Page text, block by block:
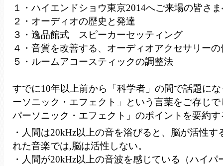
１・ハイエンドショウ東京2014へご来場の皆さ
２・オーディオの歴史と発達
３・逸品館式 スピーカーセッティング
４・音質を改善する、オーディオアクセサリー
５・ルームアコースティックの調整法
すでに10年以上前から「科学者」の間で話題に
ーソニック・エフェクト」という言葉をご存じ
パーソニック・エフェクト」のポイントを要約す
・人間は20kHz以上の音を浴びると、脳が活性す
れた音楽では,脳は活性しない。
・人間が20kHz以上の音波を感じている（ハイパ